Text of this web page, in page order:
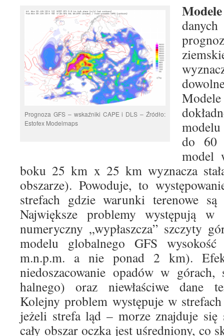
Prognoza GFS – wskaźniki CAPE i DLS – Źródło:
Estofex Modelmaps
do 60
model
boku 25 km x 25 km wyznacza
obszarze). Powoduje, to
strefach gdzie warunki terenowe są
Największe problemy występują
numeryczny „wypłaszcza” szczyty
modelu globalnego GFS
m.n.p.m. a nie ponad 2 km).
niedoszacowanie opadów w
halnego) oraz niewłaściwe dane
Kolejny problem występuje w
jeżeli strefa ląd – morze znajduje się
cały obszar oczka jest uśredniony, co